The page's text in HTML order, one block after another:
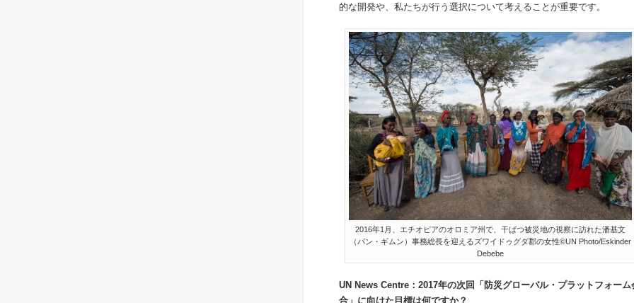
的な開発や、私たちが行う選択について考えることが重要です。
2016年1月、エチオピアのオロミア州で、干ばつ被災地の視察に訪れた潘基文
（パン・ギムン）事務総長を迎えるズワイドゥグダ郡の女性©UN Photo/Eskinder
Debebe
UN News Centre ： 2017年の次回「防災グローバル・プラットフォーム
合」に向けた目標は何ですか？